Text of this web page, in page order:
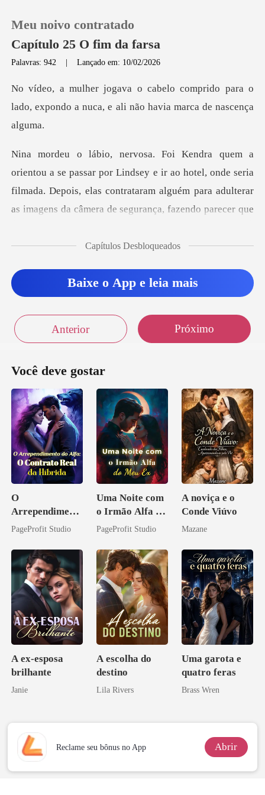
0
Histórico
Sair
Meu noivo contratado
Capítulo 25 O fim da farsa
Palavras: 942 |Lançado em: 10/02/2026
prido para o
lado, expondo a nuca, e a
sey e ir ao hotel, onde seria
filmada. Depois, elas contrataram alguém para a
Capítulos Desbloqueados
Baixe o App e leia mais
Anterior Próximo
Você deve gostar
O
Arrependiment
o do Alfa: O
da Híbrida
PageProfit Studio
Uma Noite com
o Irmão Alfa do
Meu Ex
PageProfit Studio
A noviça e o
Conde Viúvo
Mazane
A ex-esposa
brilhante
Janie
A escolha do
destino
Lila Rivers
Uma garota e
quatro feras
Brass Wren
Reclame seu bônus no App Abrir